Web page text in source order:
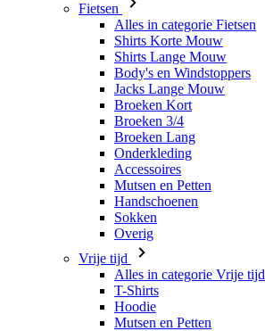
Fietsen
Alles in categorie Fietsen
Shirts Korte Mouw
Shirts Lange Mouw
Body's en Windstoppers
Jacks Lange Mouw
Broeken Kort
Broeken 3/4
Broeken Lang
Onderkleding
Accessoires
Mutsen en Petten
Handschoenen
Sokken
Overig
Vrije tijd
Alles in categorie Vrije tijd
T-Shirts
Hoodie
Mutsen en Petten